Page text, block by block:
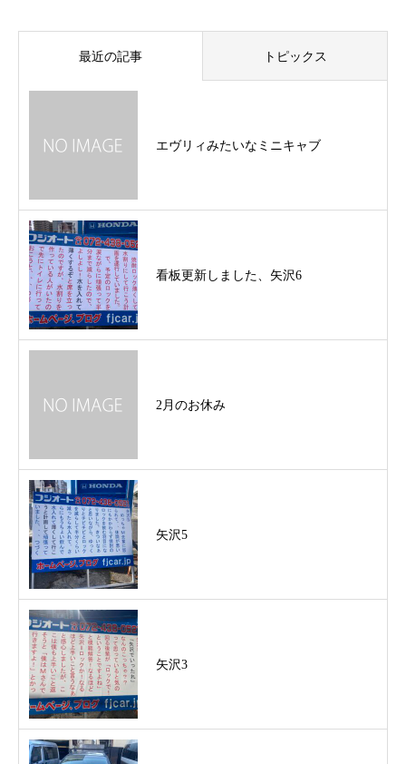
最近の記事 トピックス
エヴリィみたいなミニキャブ
看板更新しました、矢沢6
2月のお休み
矢沢5
矢沢3